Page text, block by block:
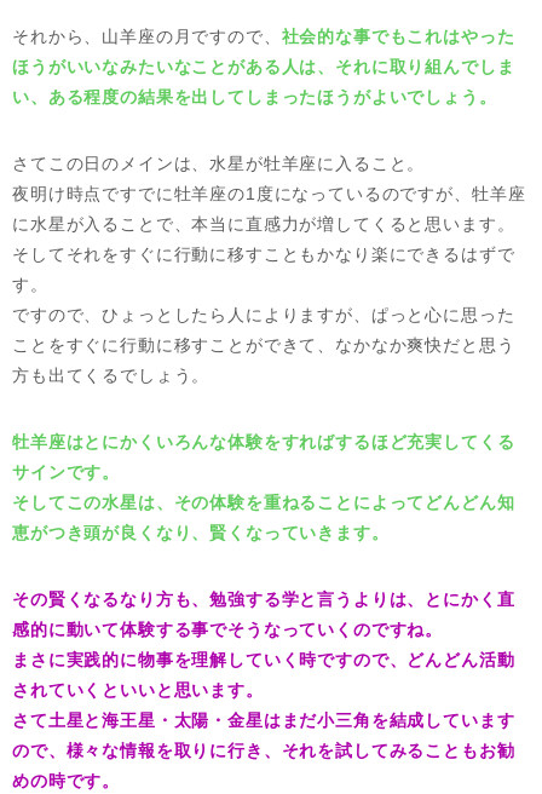
それから、山羊座の月ですので、 社会的な事でもこれはやった
ほうがいいなみたいなことがある人は、それに取り組んでしま
い、ある程度の結果を出してしまったほうがよいでしょう。
さてこの日のメインは、水星が牡羊座に入ること。
夜明け時点ですでに牡羊座の1度になっているのですが、牡羊座
に水星が入ることで、本当に直感力が増してくると思います。
そしてそれをすぐに行動に移すこともかなり楽にできるはずで
す。
ですので、ひょっとしたら人によりますが、ぱっと心に思った
ことをすぐに行動に移すことができて、なかなか爽快だと思う
方も出てくるでしょう。
牡羊座はとにかくいろんな体験をすればするほど充実してくる
サインです。
そしてこの水星は、その体験を重ねることによってどんどん知
恵がつき頭が良くなり、賢くなっていきます。
その賢くなるなり方も、勉強する学と言うよりは、とにかく直
感的に動いて体験する事でそうなっていくのですね。
まさに実践的に物事を理解していく時ですので、どんどん活動
されていくといいと思います。
さて土星と海王星・太陽・金星はまだ小三角を結成しています
ので、様々な情報を取りに行き、それを試してみることもお勧
めの時です。